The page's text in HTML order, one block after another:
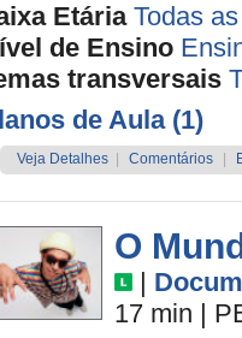
Etária Todas
de Ensino
transversais
de Aula (1)
Veja Detalhes Comentários
O
|
17 min |